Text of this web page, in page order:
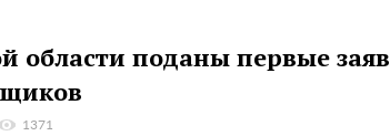
области поданы первые
1371